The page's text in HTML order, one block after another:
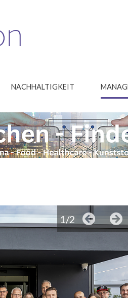
NACHHALTIGKEIT
1/2